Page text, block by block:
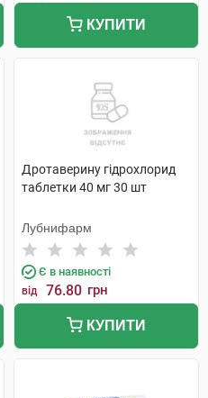
КУПИТИ
Дротаверину гідрохлорид
таблетки 40 мг 30 шт
Лубнифарм
Є в наявності
від 76.80 грн
КУПИТИ